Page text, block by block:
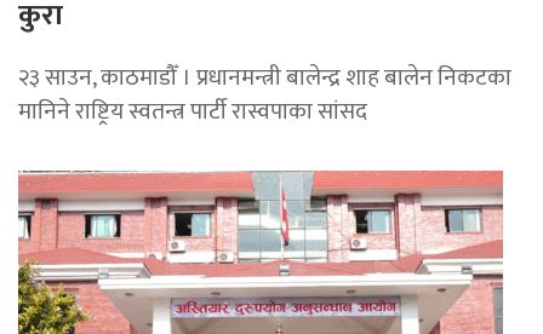
कुरा
२३ साउन, काठमाडौँ । प्रधानमन्त्री बालेन्द्र शाह बालेन निकटका
मानिने राष्ट्रिय स्वतन्त्र पार्टी रास्वपाका सांसद